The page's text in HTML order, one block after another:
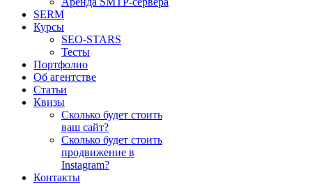
SERM
Курсы
SEO-STARS
Тесты
Портфолио
Об агентстве
Статьи
Квизы
Сколько будет стоить
ваш сайт?
Сколько будет стоить
продвижение в
Instagram?
Контакты